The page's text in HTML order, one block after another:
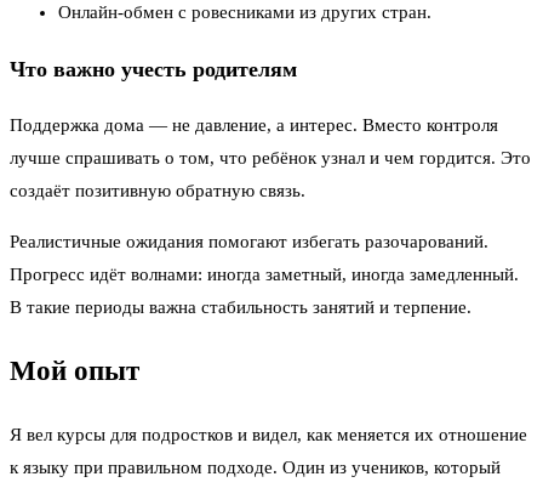
Онлайн-обмен с ровесниками из других стран.
Что важно учесть родителям
Поддержка дома — не давление, а интерес. Вместо контроля
лучше спрашивать о том, что ребёнок узнал и чем гордится. Это
создаёт позитивную обратную связь.
Реалистичные ожидания помогают избегать разочарований.
Прогресс идёт волнами: иногда заметный, иногда замедленный.
В такие периоды важна стабильность занятий и терпение.
Мой опыт
Я вел курсы для подростков и видел, как меняется их отношение
к языку при правильном подходе. Один из учеников, который